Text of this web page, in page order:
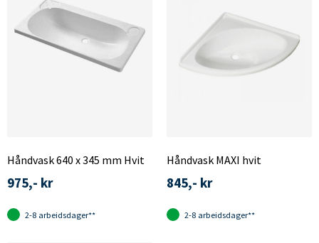
Håndvask 640 x 345 mm Hvit
975,- kr
2-8 arbeidsdager**
Håndvask MAXI hvit
845,- kr
2-8 arbeidsdager**